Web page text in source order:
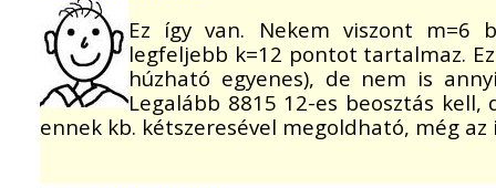
Ez így van. Nekem viszont m=6
legfeljebb k=12 pontot tartalmaz.
húzható egyenes), de nem is
Legalább 8815 12-es beosztás
ennek kb. kétszeresével megoldható, még az